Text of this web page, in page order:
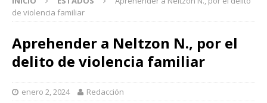
de violencia familiar
Aprehender a Neltzon N., por el
delito de violencia familiar
enero 2, 2024 Redacción